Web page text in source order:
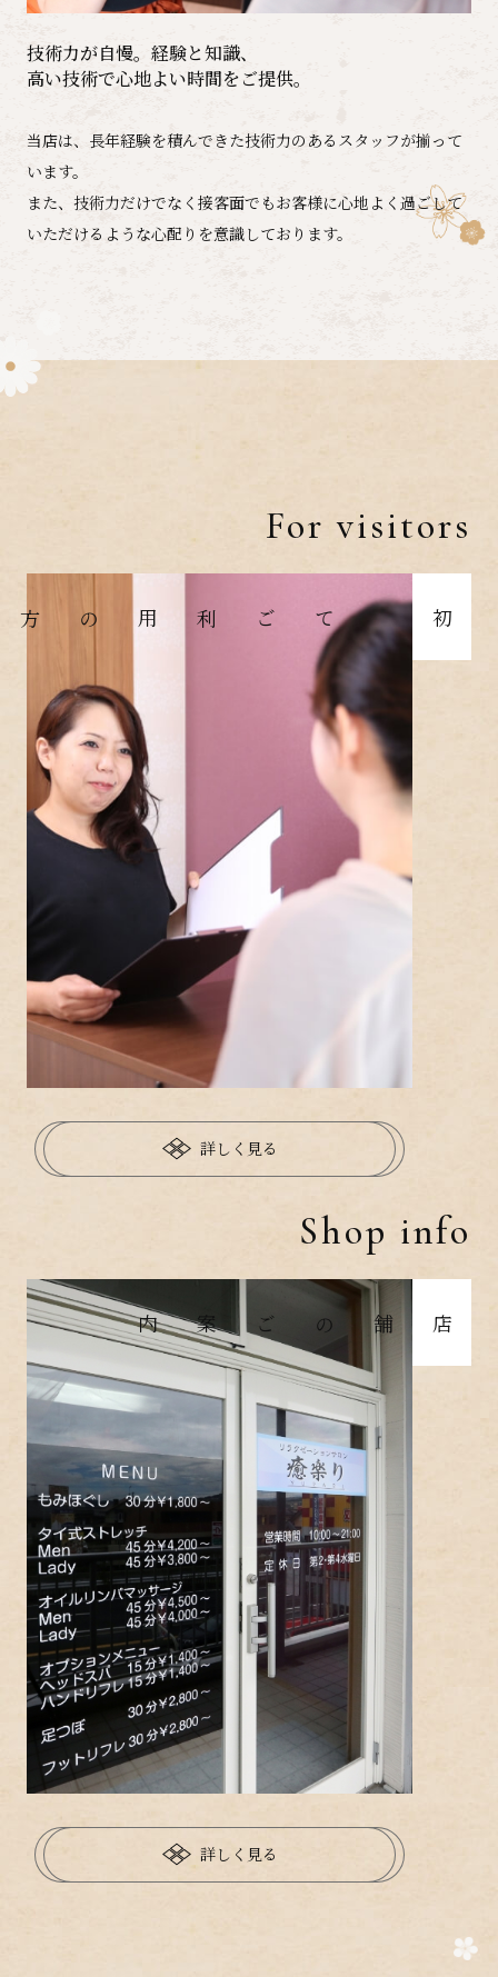
技術力が自慢。経験と知識、
高い技術で心地よい時間をご提供。
当店は、長年経験を積んできた技術力のあるスタッフが揃って
います。
また、技術力だけでなく接客面でもお客様に心地よく過ごして
いただけるような心配りを意識しております。
For visitors
詳しく見る
Shop info
詳しく見る
店舗のご案内